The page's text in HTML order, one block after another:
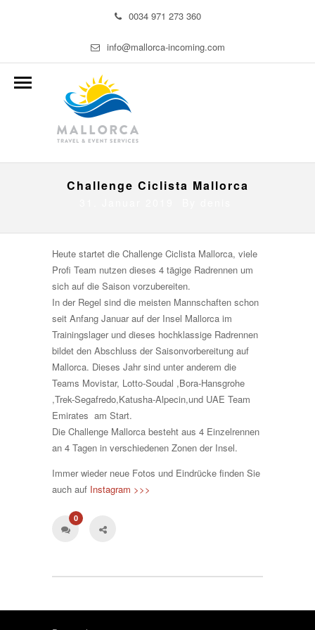
0034 971 273 360
info@mallorca-incoming.com
Challenge Ciclista Mallorca
Heute startet die Challenge Ciclista Mallorca, viele
Profi Team nutzen dieses 4 tägige Radrennen um
sich auf die Saison vorzubereiten.
In der Regel sind die meisten Mannschaften schon
seit Anfang Januar auf der Insel Mallorca im
Trainingslager und dieses hochklassige Radrennen
bildet den Abschluss der Saisonvorbereitung auf
Mallorca. Dieses Jahr sind unter anderem die
Teams Movistar, Lotto-Soudal ,Bora-Hansgrohe
,Trek-Segafredo,Katusha-Alpecin,und UAE Team
Emirates am Start.
Die Challenge Mallorca besteht aus 4 Einzelrennen
an 4 Tagen in verschiedenen Zonen der Insel.
Immer wieder neue Fotos und Eindrücke finden Sie
auch auf Instagram >>>
0